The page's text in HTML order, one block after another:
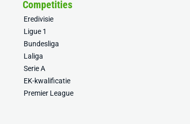
Competities
Eredivisie
Ligue 1
Bundesliga
Laliga
Serie A
EK-kwalificatie
Premier League